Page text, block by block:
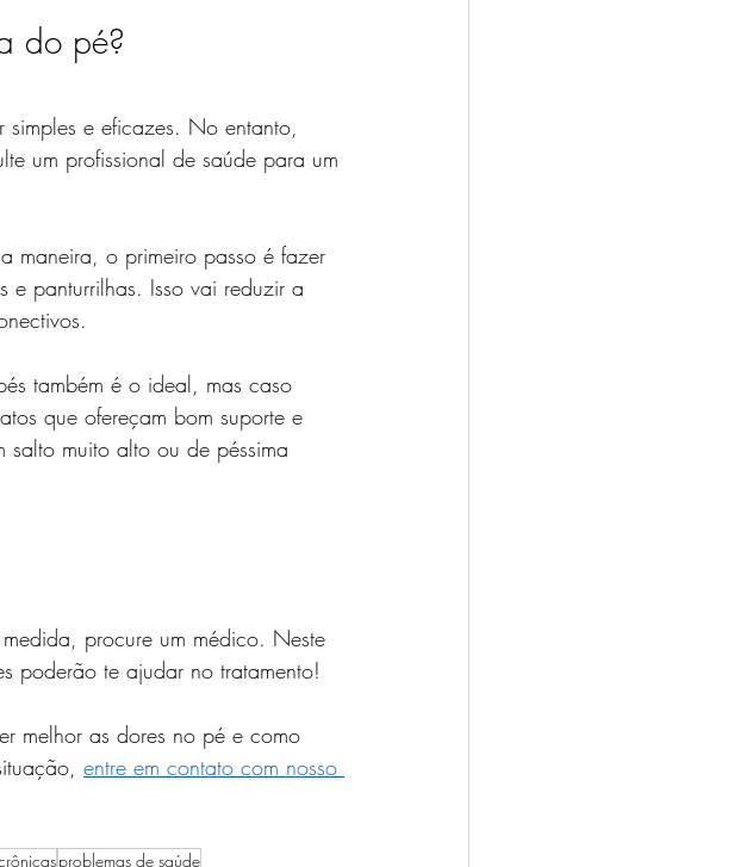
do pé?
e eficazes. No entanto,
um profissional de saúde para um
maneira, o primeiro passo é fazer
e panturrilhas. Isso vai reduzir a
também é o ideal, mas caso
que ofereçam bom suporte e
muito alto ou de péssima
procure um médico. Neste
poderão te ajudar no tratamento!
melhor as dores no pé e como
entre em contato com nosso
problemas de saúde